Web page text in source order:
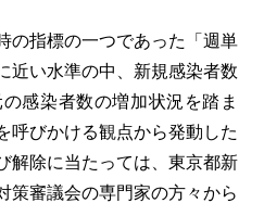
の指標の一つであった「週単
近い水準の中、新規感染者数
感染者数の増加状況を踏ま
呼びかける観点から発動した
解除に当たっては、東京都新
策審議会の専門家の方々から